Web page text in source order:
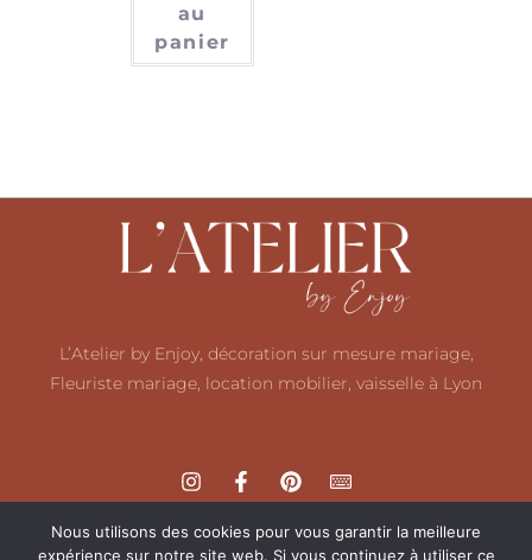
au
panier
L’Atelier by Enjoy, décoration sur mesure mariage,
Fleuriste mariage, location mobilier, vaisselle à Lyon
Nous utilisons des cookies pour vous garantir la meilleure
expérience sur notre site web. Si vous continuez à utiliser ce